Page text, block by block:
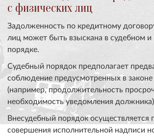
с физических лиц
Задолженность по кредитному
лиц может быть взыскана в судебном и
порядке.
Судебный порядок предполагает
соблюдение предусмотренных в законе
(например, продолжительность
необходимость уведомления
Внесудебный порядок осуществляется
совершения исполнительной надписи